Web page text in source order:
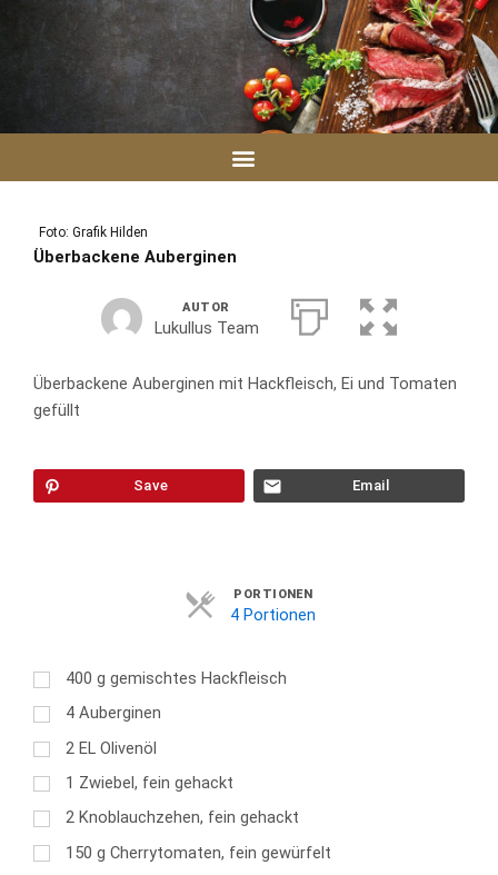
Foto: Grafik Hilden
Überbackene Auberginen
AUTOR
Lukullus Team
Überbackene Auberginen mit Hackfleisch, Ei und Tomaten
gefüllt
Save Email
PORTIONEN
4 Portionen
400 g gemischtes Hackfleisch
4 Auberginen
2 EL Olivenöl
1 Zwiebel, fein gehackt
2 Knoblauchzehen, fein gehackt
150 g Cherrytomaten, fein gewürfelt